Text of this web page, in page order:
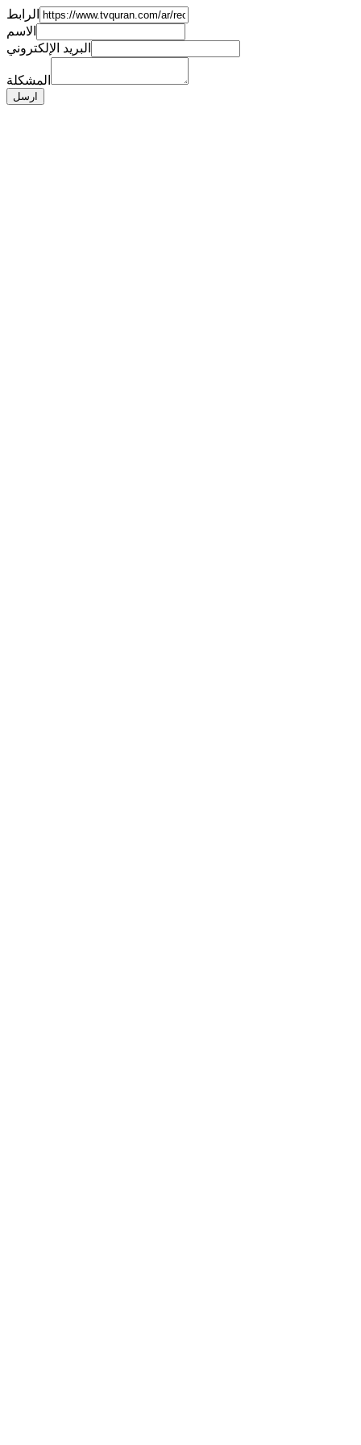
الرابط
الاسم
البريد الإلكتروني
المشكلة
ارسل